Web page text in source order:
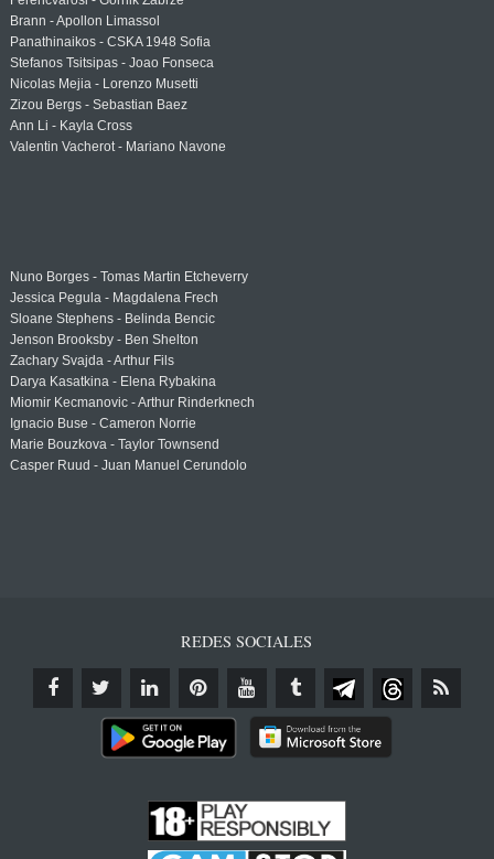
Brann - Apollon Limassol
Panathinaikos - CSKA 1948 Sofia
Stefanos Tsitsipas - Joao Fonseca
Nicolas Mejia - Lorenzo Musetti
Zizou Bergs - Sebastian Baez
Ann Li - Kayla Cross
Valentin Vacherot - Mariano Navone
Nuno Borges - Tomas Martin Etcheverry
Jessica Pegula - Magdalena Frech
Sloane Stephens - Belinda Bencic
Jenson Brooksby - Ben Shelton
Zachary Svajda - Arthur Fils
Darya Kasatkina - Elena Rybakina
Miomir Kecmanovic - Arthur Rinderknech
Ignacio Buse - Cameron Norrie
Marie Bouzkova - Taylor Townsend
Casper Ruud - Juan Manuel Cerundolo
REDES SOCIALES